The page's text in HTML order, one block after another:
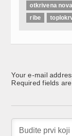
otkrivena
ribe
Your e-mail
Required fields